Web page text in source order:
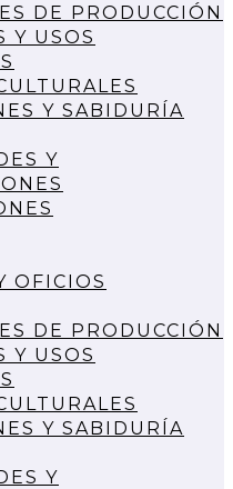
DE PRODUCCIÓN
Y USOS
Y SABIDURÍA
Y
OFICIOS
DE PRODUCCIÓN
Y USOS
Y SABIDURÍA
Y